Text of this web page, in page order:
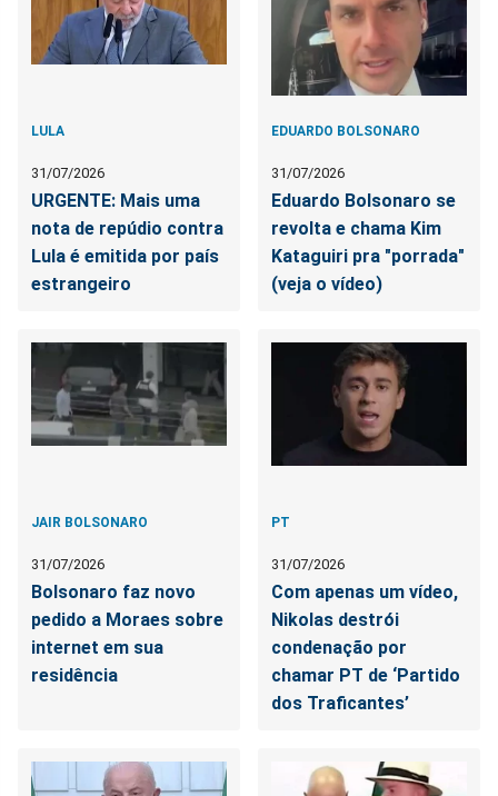
LULA
31/07/2026
URGENTE: Mais uma
nota de repúdio contra
Lula é emitida por país
estrangeiro
EDUARDO BOLSONARO
31/07/2026
Eduardo Bolsonaro se
revolta e chama Kim
Kataguiri pra "porrada"
(veja o vídeo)
JAIR BOLSONARO
31/07/2026
Bolsonaro faz novo
pedido a Moraes sobre
internet em sua
residência
PT
31/07/2026
Com apenas um vídeo,
Nikolas destrói
condenação por
chamar PT de ‘Partido
dos Traficantes’